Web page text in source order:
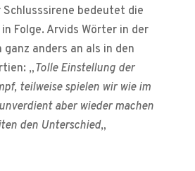
Schlusssirene bedeutet die
Folge. Arvids Wörter in der
ganz anders an als in den
„Tolle Einstellung der
teilweise spielen wir wie im
aber wieder machen
den Unterschied„